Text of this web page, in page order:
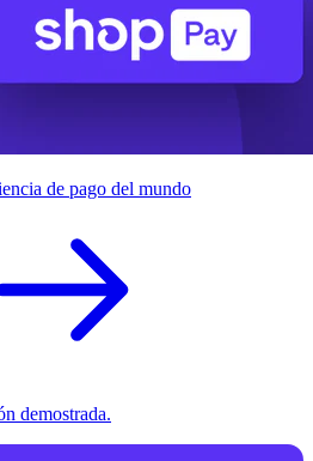
de pago del mundo
demostrada.